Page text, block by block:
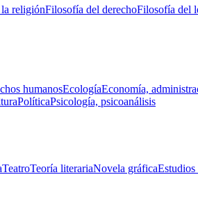
religiónFilosofía del derechoFilosofía del
humanosEcologíaEconomía,
PolíticaPsicología, psicoanálisis
TeatroTeoría literariaNovela gráfica